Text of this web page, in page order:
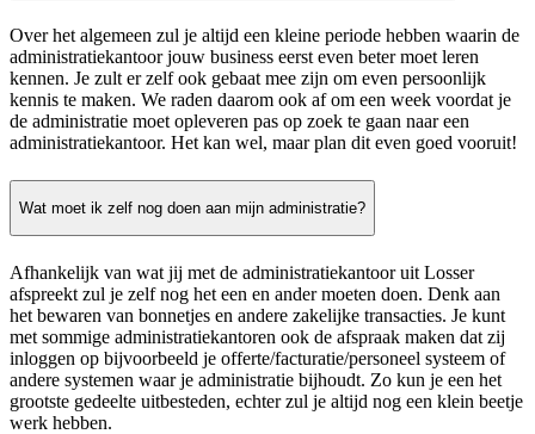
Over het algemeen zul je altijd een kleine periode hebben waarin de
administratiekantoor jouw business eerst even beter moet leren
kennen. Je zult er zelf ook gebaat mee zijn om even persoonlijk
kennis te maken. We raden daarom ook af om een week voordat je
de administratie moet opleveren pas op zoek te gaan naar een
administratiekantoor. Het kan wel, maar plan dit even goed vooruit!
Wat moet ik zelf nog doen aan mijn administratie?
Afhankelijk van wat jij met de administratiekantoor uit Losser
afspreekt zul je zelf nog het een en ander moeten doen. Denk aan
het bewaren van bonnetjes en andere zakelijke transacties. Je kunt
met sommige administratiekantoren ook de afspraak maken dat zij
inloggen op bijvoorbeeld je offerte/facturatie/personeel systeem of
andere systemen waar je administratie bijhoudt. Zo kun je een het
grootste gedeelte uitbesteden, echter zul je altijd nog een klein beetje
werk hebben.